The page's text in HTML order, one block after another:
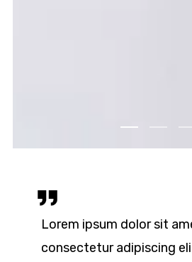
Lorem ipsum dolor sit
consectetur adipiscing